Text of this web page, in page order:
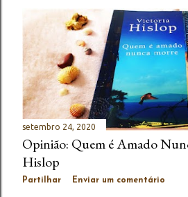
setembro 24, 2020
Opinião: Quem é Amado
Hislop
Partilhar Enviar um comentário